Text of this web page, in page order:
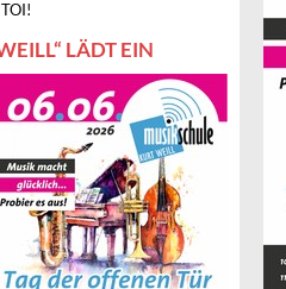
LÄDT EIN